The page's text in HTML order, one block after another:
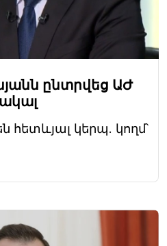
ընտրվեց ԱԺ
հետևյալ կերպ. կողմ՝